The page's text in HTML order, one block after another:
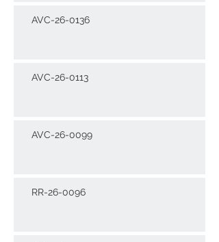
AVC-26-0136
AVC-26-0113
AVC-26-0099
RR-26-0096